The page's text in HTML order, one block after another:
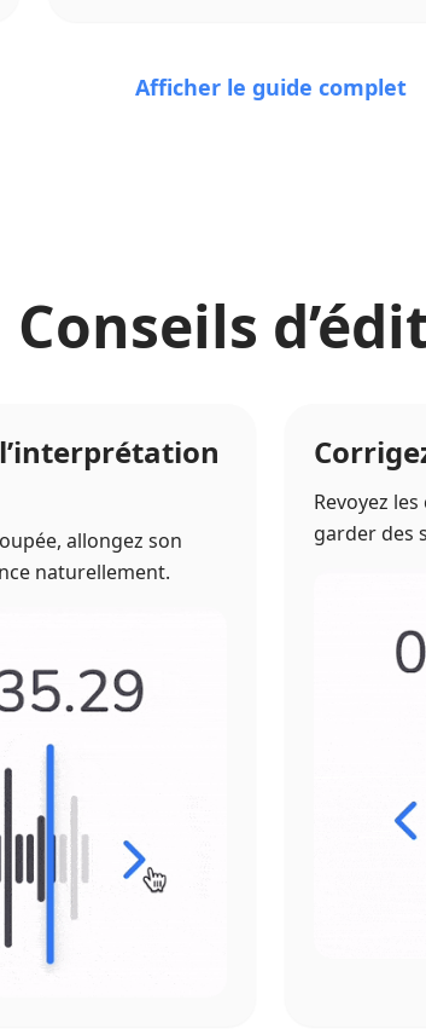
Afficher le guide complet
Conseils
allongez son
naturellement.
Revoyez
garder des